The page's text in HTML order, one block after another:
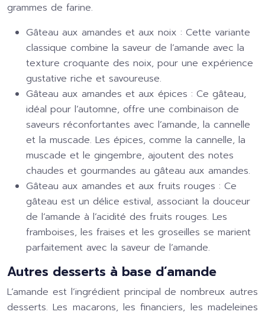
grammes de farine.
Gâteau aux amandes et aux noix : Cette variante
classique combine la saveur de l’amande avec la
texture croquante des noix, pour une expérience
gustative riche et savoureuse.
Gâteau aux amandes et aux épices : Ce gâteau,
idéal pour l’automne, offre une combinaison de
saveurs réconfortantes avec l’amande, la cannelle
et la muscade. Les épices, comme la cannelle, la
muscade et le gingembre, ajoutent des notes
chaudes et gourmandes au gâteau aux amandes.
Gâteau aux amandes et aux fruits rouges : Ce
gâteau est un délice estival, associant la douceur
de l’amande à l’acidité des fruits rouges. Les
framboises, les fraises et les groseilles se marient
parfaitement avec la saveur de l’amande.
Autres desserts à base d’amande
L’amande est l’ingrédient principal de nombreux autres
desserts. Les macarons, les financiers, les madeleines